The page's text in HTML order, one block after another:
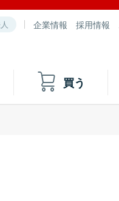
企業情報 採用情報
買う